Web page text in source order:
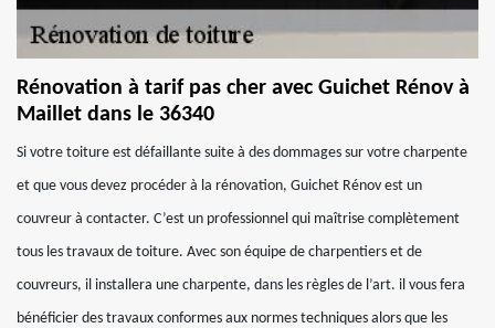
Rénovation à tarif pas cher avec Guichet Rénov à
Maillet dans le 36340
Si votre toiture est défaillante suite à des dommages sur votre charpente
et que vous devez procéder à la rénovation, Guichet Rénov est un
couvreur à contacter. C’est un professionnel qui maîtrise complètement
tous les travaux de toiture. Avec son équipe de charpentiers et de
couvreurs, il installera une charpente, dans les règles de l’art. il vous fera
bénéficier des travaux conformes aux normes techniques alors que les